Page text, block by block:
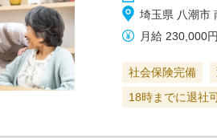
埼玉県 八潮市
月給 230,000円
社会保険完備
18時までに退社